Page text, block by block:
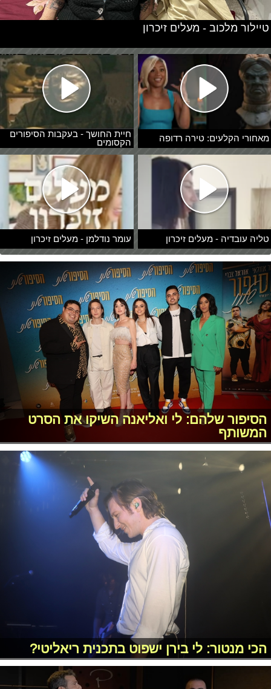
מאחורי הקלעים: טירה רדופה
חיית החושך - בעקבות הסיפורים
הקסומים
טליה עובדיה - מעלים זיכרון עומר נודלמן - מעלים זיכרון
טיילור מלכוב - מעלים זיכרון
הסיפור שלהם: לי ואליאנה השיקו את הסרט
המשותף
הכי מנטור: לי בירן ישפוט בתכנית ריאליטי?